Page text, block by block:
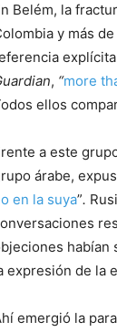
Belém, la
y más
, “more
ellos
a este
árabe,
en la suya”.
habían
expresión de la
emergió la